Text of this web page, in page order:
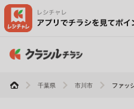
千葉県 市川市 ファッ